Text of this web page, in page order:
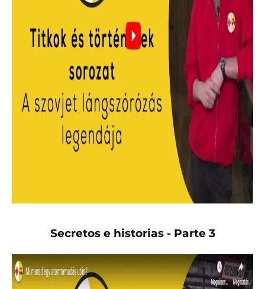
Secretos e historias - Parte 3